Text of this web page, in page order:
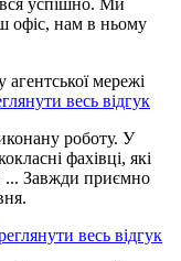
офіс, нам в ньому
мережі
весь відгук
роботу. У
фахівці, які
... Завжди приємно
весь відгук